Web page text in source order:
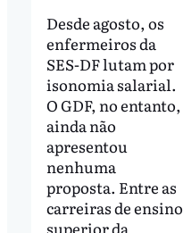
Desde agosto, os
enfermeiros da
SES-DF lutam por
isonomia salarial.
O GDF, no entanto,
ainda não
apresentou
nenhuma
proposta. Entre as
carreiras de ensino
superior da